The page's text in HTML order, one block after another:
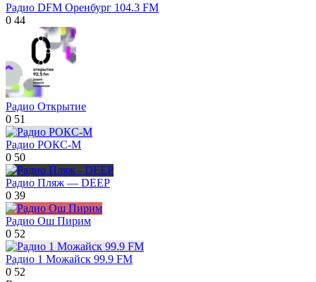
Радио DFM Оренбург 104.3 FM
0 44
Радио Открытие
0 51
Радио РОКС-М
0 50
Радио Пляж — DEEP
0 39
Радио Ош Пирим
0 52
Радио 1 Можайск 99.9 FM
0 52